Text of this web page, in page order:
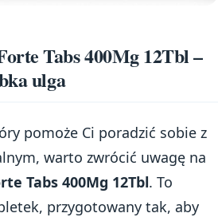
Tabs 400Mg 12Tbl –
ulga
pomoże Ci poradzić sobie z
warto zwrócić uwagę na
Tabs 400Mg 12Tbl. To
przygotowany tak, aby